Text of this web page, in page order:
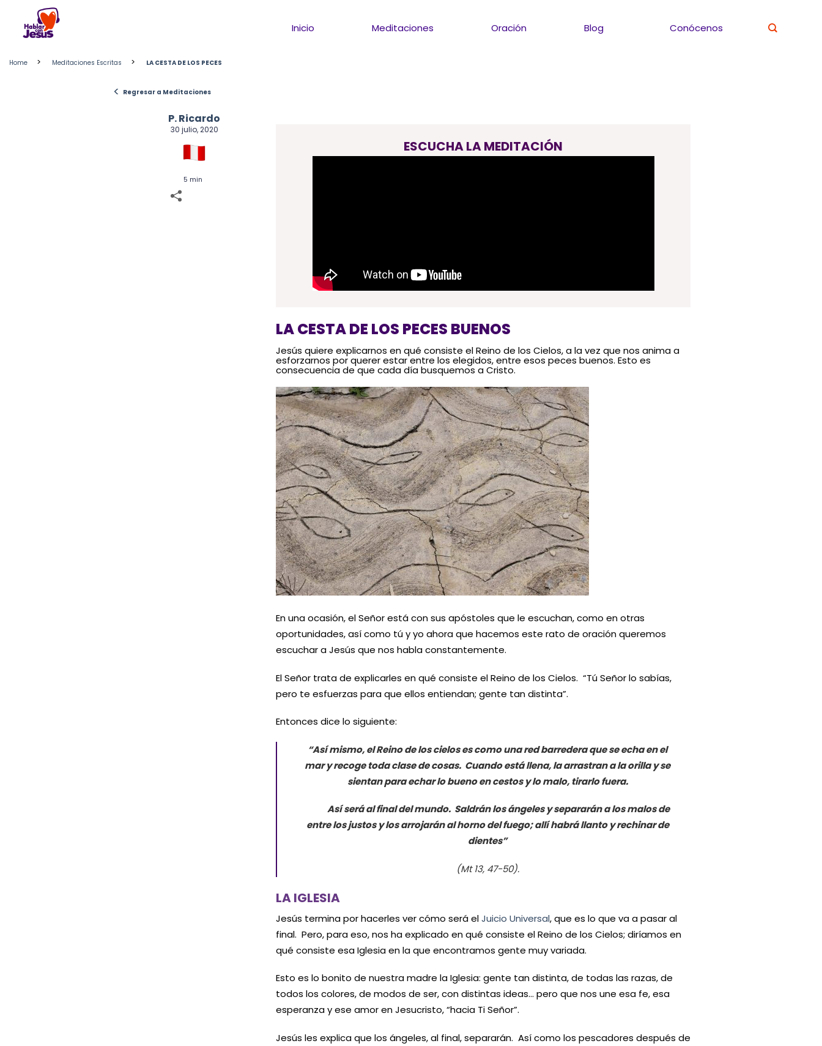
content
Inicio Meditaciones Oración Blog Conócenos
Home > Meditaciones Escritas > LA CESTA DE LOS PECES
< Regresar a Meditaciones
P. Ricardo
30 julio, 2020
5 min
ESCUCHA LA MEDITACIÓN
LA CESTA DE LOS PECES BUENOS
Jesús quiere explicarnos en qué consiste el Reino de los Cielos, a la vez que nos anima a
esforzarnos por querer estar entre los elegidos, entre esos peces buenos. Esto es
consecuencia de que cada día busquemos a Cristo.
En una ocasión, el Señor está con sus apóstoles que le escuchan, como en otras
oportunidades, así como tú y yo ahora que hacemos este rato de oración queremos
escuchar a Jesús que nos habla constantemente.
El Señor trata de explicarles en qué consiste el Reino de los Cielos. “Tú Señor lo sabías,
pero te esfuerzas para que ellos entiendan; gente tan distinta”.
Entonces dice lo siguiente:
“Así mismo, el Reino de los cielos es como una red barredera que se echa en el
mar y recoge toda clase de cosas. Cuando está llena, la arrastran a la orilla y se
sientan para echar lo bueno en cestos y lo malo, tirarlo fuera.
Así será al final del mundo. Saldrán los ángeles y separarán a los malos de
entre los justos y los arrojarán al horno del fuego; allí habrá llanto y rechinar de
dientes”
(Mt 13, 47-50).
LA IGLESIA
Jesús termina por hacerles ver cómo será elJuicio Universal, que es lo que va a pasar al
final. Pero, para eso, nos ha explicado en qué consiste el Reino de los Cielos; diríamos en
qué consiste esa Iglesia en la que encontramos gente muy variada.
Esto es lo bonito de nuestra madre la Iglesia: gente tan distinta, de todas las razas, de
todos los colores, de modos de ser, con distintas ideas… pero que nos une esa fe, esa
esperanza y ese amor en Jesucristo, “hacia Ti Señor”.
Jesús les explica que los ángeles, al final, separarán. Así como los pescadores después de